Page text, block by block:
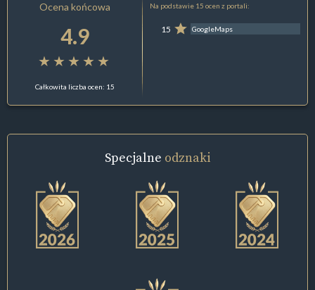
Ocena końcowa
4.9
Całkowita liczba ocen: 15
Na podstawie 15 ocen z portali:
15 GoogleMaps
Specjalne odznaki